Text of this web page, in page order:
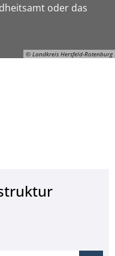
© Landkreis Hersfeld-Rotenburg
Manns, © Landkreis Hersfeld-Rotenburg
oder das